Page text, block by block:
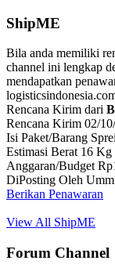
ShipME
Bila anda memiliki
channel ini lengkap
mendapatkan
Rencana Kirim dari
Rencana Kirim 02/
Isi Paket/Barang Sprei
Estimasi Berat 16 Kg
Anggaran/Budget
DiPosting Oleh
Berikan Penawaran
View All ShipME
Forum Channel